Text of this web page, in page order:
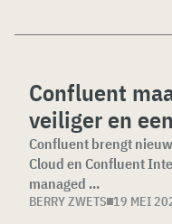
Confluent
veiliger en
Confluent brengt
Cloud en Confluent
managed ...
BERRY ZWETS 19 MEI